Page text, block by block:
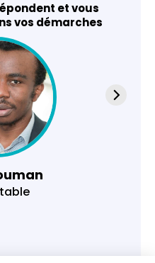
et vous
vos démarches